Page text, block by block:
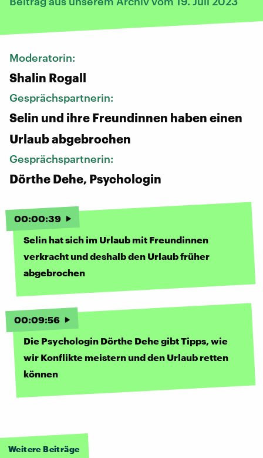
Moderatorin:
Shalin Rogall
Gesprächspartnerin:
Selin und ihre Freundinnen haben einen
Urlaub abgebrochen
Gesprächspartnerin:
Dörthe Dehe, Psychologin
00:00:39
Selin hat sich im Urlaub mit Freundinnen
verkracht und deshalb den Urlaub früher
abgebrochen
00:09:56
Die Psychologin Dörthe Dehe gibt Tipps, wie
wir Konflikte meistern und den Urlaub retten
können
Weitere Beiträge